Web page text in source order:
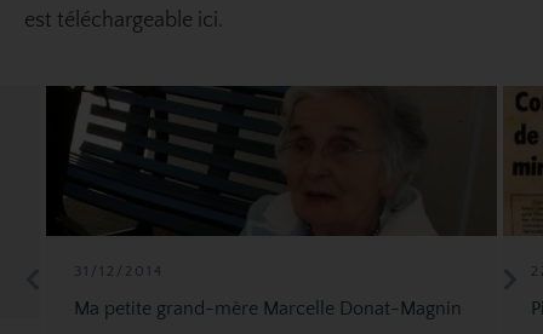
est téléchargeable ici.
31/12/2014
Ma petite grand-mère Marcelle Donat-Magnin